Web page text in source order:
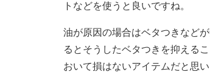
トなどを使うと良いですね。
油が原因の場合はベタつきなど
るとそうしたベタつきを抑える
おいて損はないアイテムだと思い